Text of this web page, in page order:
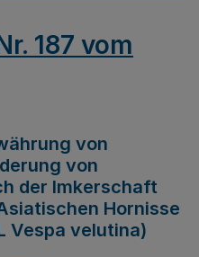
187 vom
von
von
der Imkerschaft
Hornisse
Vespa velutina)